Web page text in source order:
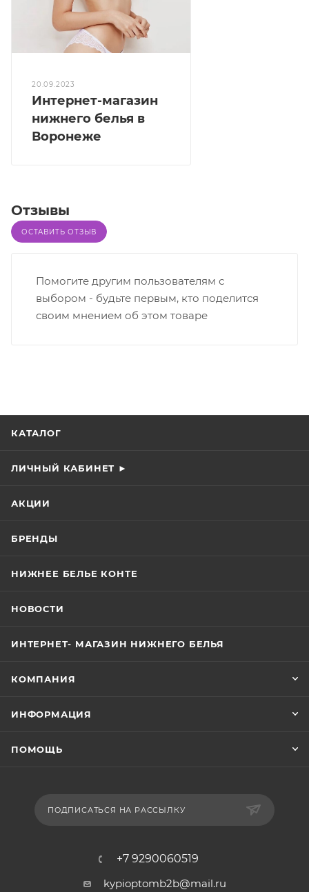
20.09.2023
Интернет-магазин
нижнего белья в
Воронеже
Отзывы
ОСТАВИТЬ ОТЗЫВ
Помогите другим пользователям с
выбором - будьте первым, кто поделится
своим мнением об этом товаре
КАТАЛОГ
ЛИЧНЫЙ КАБИНЕТ ►
АКЦИИ
БРЕНДЫ
НИЖНЕЕ БЕЛЬЕ КОНТЕ
НОВОСТИ
ИНТЕРНЕТ- МАГАЗИН НИЖНЕГО БЕЛЬЯ
КОМПАНИЯ
ИНФОРМАЦИЯ
ПОМОЩЬ
ПОДПИСАТЬСЯ НА РАССЫЛКУ
+7 9290060519
kypioptomb2b@mail.ru